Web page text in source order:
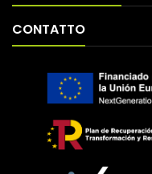
CONTATTO